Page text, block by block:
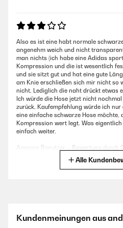
Also es ist eine habt normale
angenehm weich und nicht
man nichts (ich habe eine Adidas
Kompression und die ist wesentlich
und sie sitzt gut und hat eine gute
am Knie erschließen sich mir nicht so
nicht. Lediglich die naht drückt etwas
Ich würde die Hose jetzt nicht
zurück. Kaufempfehlung würde ich
eine einfache schwarze Hose möchte,
Kompression wert legt. Was
einfach weiter.
Amazon Benutzer – Bewertung durch
eigenständig überprüft
angenehm.( dank der
Alle
Kundenmeinungen aus